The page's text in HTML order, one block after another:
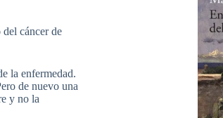
cáncer de
la enfermedad.
de nuevo una
y no la